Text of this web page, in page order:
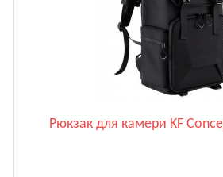
Рюкзак для камери KF